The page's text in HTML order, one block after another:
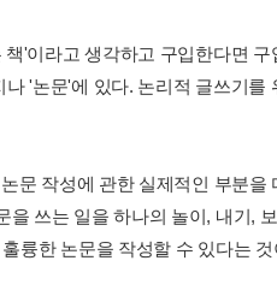
'이라고 생각하고 구입한다면
'논문'에 있다. 논리적 글쓰기를
문 작성에 관한 실제적인 부분을
쓰는 일을 하나의 놀이, 내기,
륭한 논문을 작성할 수 있다는